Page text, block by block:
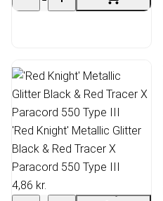
'Red Knight' Metallic Glitter
Black & Red Tracer X
Paracord 550 Type III
4,86 kr.